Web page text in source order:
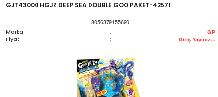
GJT43000 HGJZ DEEP SEA DOUBLE GOO PAKET-42571
8056379155690
Marka
: GP
Fiyat : Giriş Yapınız...